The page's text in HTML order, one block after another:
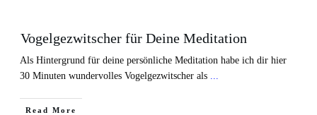
Vogelgezwitscher für Deine Meditation
Als Hintergrund für deine persönliche Meditation habe ich dir hier
30 Minuten wundervolles Vogelgezwitscher als ...
Read More